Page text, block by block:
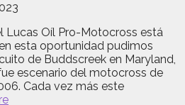
Oíl Pro-Motocross está
esta oportunidad pudimos
de Buddscreek en Maryland,
escenario del motocross de
Cada vez más este